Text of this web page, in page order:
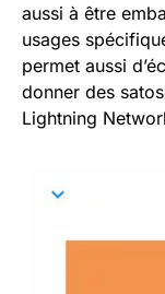
aussi à être
usages
permet aussi
donner des
Lightning